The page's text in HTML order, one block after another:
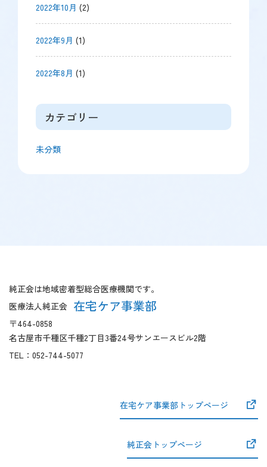
2022年10月 (2)
2022年9月 (1)
2022年8月 (1)
カテゴリー
未分類
す】
始】
純正会は地域密着型総合医療機関です。
医療法人純正会 在宅ケア事業部
〒464-0858
名古屋市千種区千種2丁目3番24号サンエースビル2階
TEL： 052-744-5077
在宅ケア事業部トップページ
純正会トップページ